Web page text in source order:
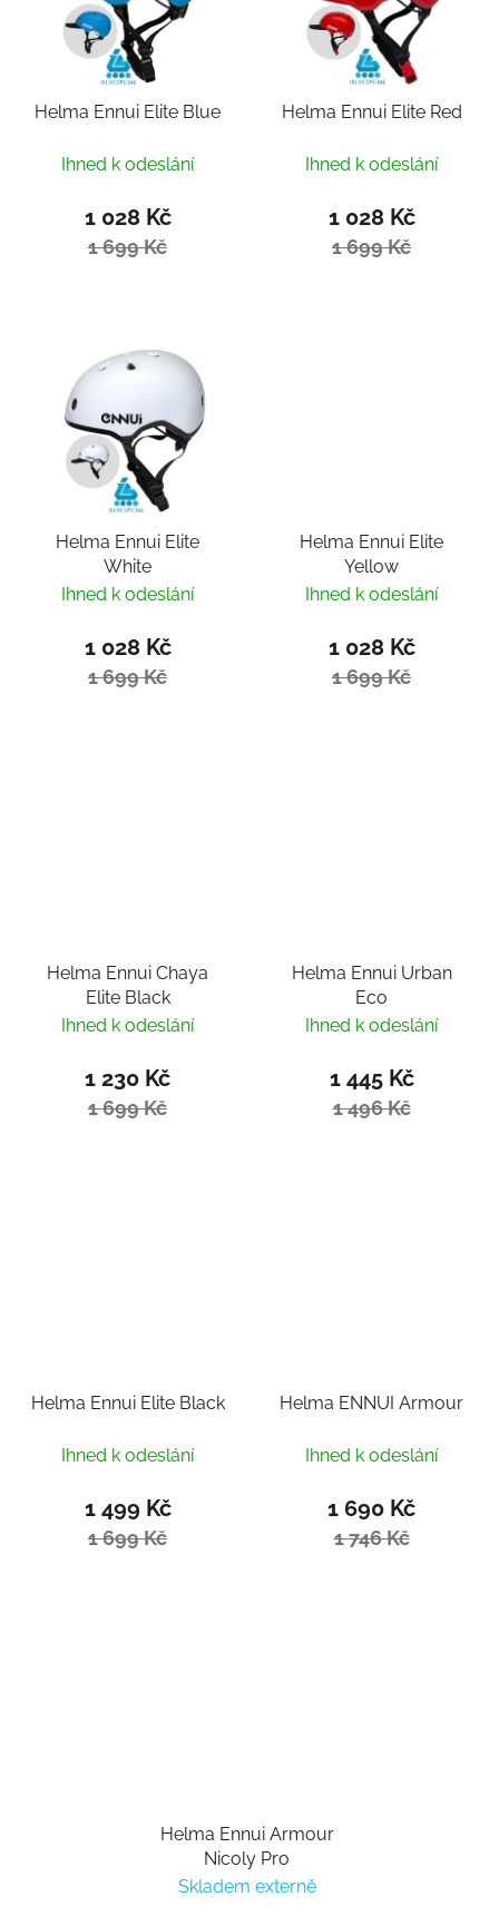
Helma Ennui Elite Blue
Ihned k odeslání
1 028 Kč
1 699 Kč
Helma Ennui Elite Red
Ihned k odeslání
1 028 Kč
1 699 Kč
Helma Ennui Elite
White
Ihned k odeslání
1 028 Kč
1 699 Kč
Helma Ennui Elite
Yellow
Ihned k odeslání
1 028 Kč
1 699 Kč
Helma Ennui Chaya
Elite Black
Ihned k odeslání
1 230 Kč
1 699 Kč
Helma Ennui Urban
Eco
Ihned k odeslání
1 445 Kč
1 496 Kč
Helma Ennui Elite Black
Ihned k odeslání
1 499 Kč
1 699 Kč
Helma ENNUI Armour
Ihned k odeslání
1 690 Kč
1 746 Kč
Helma Ennui Armour
Nicoly Pro
Skladem externě